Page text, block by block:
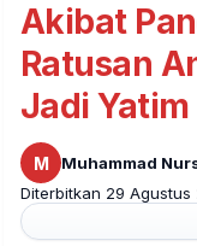
Akibat
Ratusan
Jadi Yatim
M
Muhammad
Diterbitkan 29 Agustus